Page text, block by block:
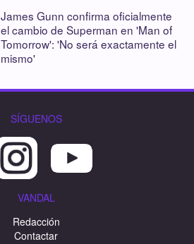
James Gunn confirma oficialmente
el cambio de Superman en 'Man of
Tomorrow': 'No será exactamente el
mismo'
SÍGUENOS
VANDAL
Redacción
Contactar